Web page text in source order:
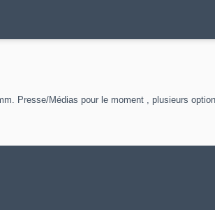
Presse/Médias pour le moment , plusieurs